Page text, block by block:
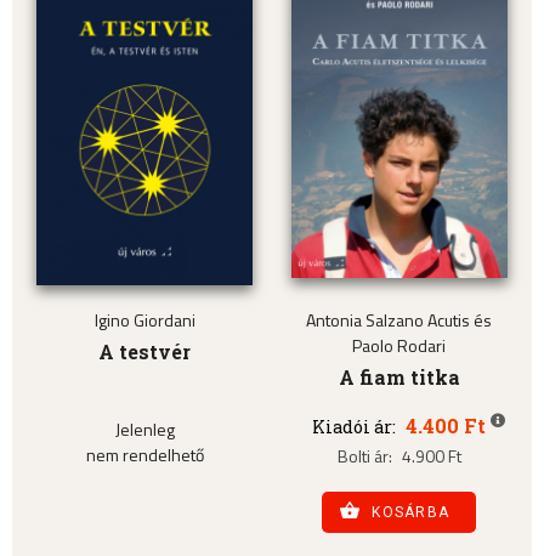
Igino Giordani
A testvér
Jelenleg
nem rendelhető
Antonia Salzano Acutis és
Paolo Rodari
A fiam titka
Kiadói ár: 4.400 Ft
Bolti ár: 4.900 Ft
KOSÁRBA